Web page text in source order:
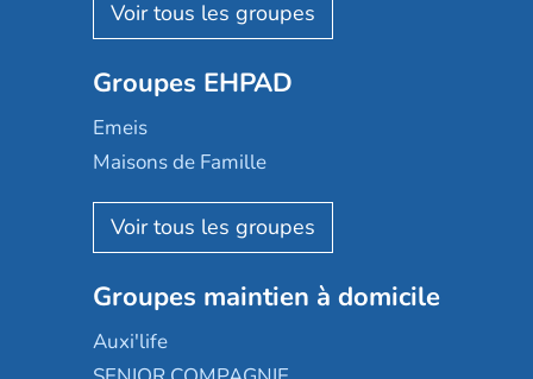
Les Résidentiels
Mobicap
Domusvi
Happy Senior
Aquarelia
Nexity edenea
Les jardins d'Arcadie
Occitalia
Appartseniors
Groupes EHPAD
Emeis
Maisons de Famille
Korian
Emera
Groupe SOS
Le Noble Âge
Almage
Groupes maintien à domicile
Auxi'life